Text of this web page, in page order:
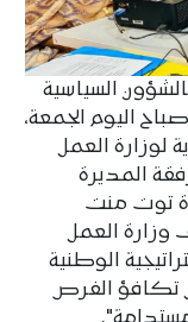
السياسية
اليوم الجمعة،
لوزارة العمل
المديرة
توت منت
العمل
الوطنية
تكافؤ الفرص